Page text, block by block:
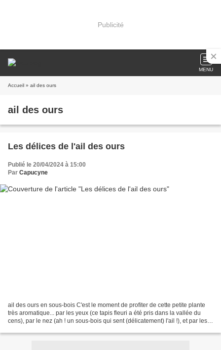
Publicité
MENU
Accueil » ail des ours
ail des ours
Les délices de l'ail des ours
Publié le 20/04/2024 à 15:00
Par Capucyne
ail des ours en sous-bois C'est le moment de profiter de cette petite plante
très aromatique... par les yeux (ce tapis fleuri a été pris dans la vallée du
cens), par le nez (ah ! un sous-bois qui sent (délicatement) l'ail !), et par les